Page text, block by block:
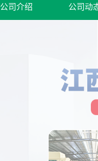
公司介绍 公司动